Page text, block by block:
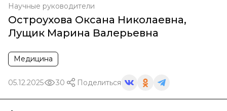
Научные руководители
Остроухова Оксана Николаевна,
Лущик Марина Валерьевна
Медицина
05.12.2025 30 Поделиться